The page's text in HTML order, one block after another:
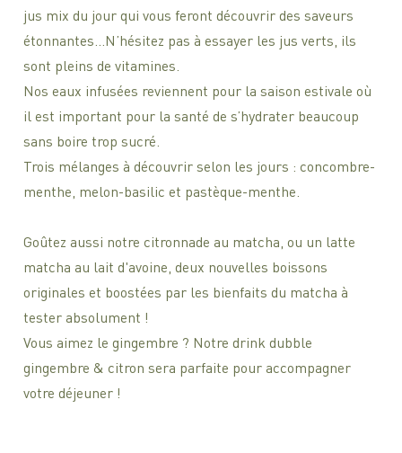
jus mix du jour qui vous feront découvrir des saveurs
étonnantes…N’hésitez pas à essayer les jus verts, ils
sont pleins de vitamines.
Nos eaux infusées reviennent pour la saison estivale où
il est important pour la santé de s’hydrater beaucoup
sans boire trop sucré.
Trois mélanges à découvrir selon les jours : concombre-
menthe, melon-basilic et pastèque-menthe.
Goûtez aussi notre citronnade au matcha, ou un latte
matcha au lait d'avoine, deux nouvelles boissons
originales et boostées par les bienfaits du matcha à
tester absolument !
Vous aimez le gingembre ? Notre drink dubble
gingembre & citron sera parfaite pour accompagner
votre déjeuner !